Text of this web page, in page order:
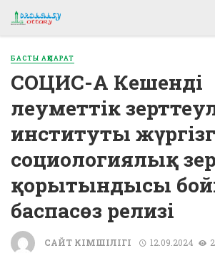
БАСТЫ АҚПАРАТ
СОЦИС-А Кешенді
әлеуметтік
институты
социологиялық
қорытындысы
баспасөз релизі
САЙТ ӘКІМШІЛІГІ 12.09.2024